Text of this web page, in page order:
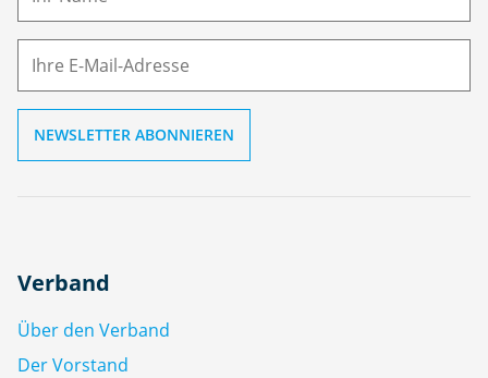
M
Verband
Über den Verband
Der Vorstand